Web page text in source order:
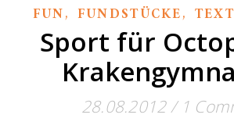
FUN, FUNDSTÜCKE, TEXT
Sport für
28.08.2012/ 1